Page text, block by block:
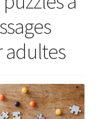
adultes